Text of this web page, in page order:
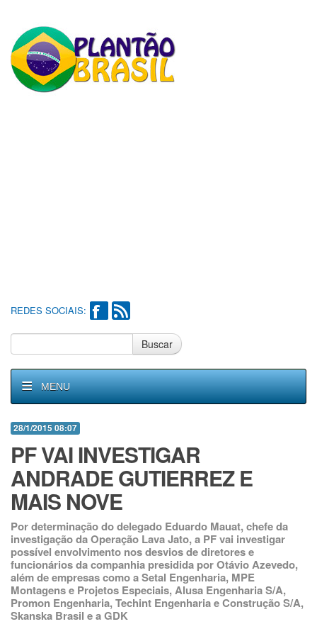
REDES SOCIAIS:
Buscar
MENU
28/1/2015 08:07
PF VAI INVESTIGAR
ANDRADE GUTIERREZ E
MAIS NOVE
Por determinação do delegado Eduardo Mauat, chefe da
investigação da Operação Lava Jato, a PF vai investigar
possível envolvimento nos desvios de diretores e
funcionários da companhia presidida por Otávio Azevedo,
além de empresas como a Setal Engenharia, MPE
Montagens e Projetos Especiais, Alusa Engenharia S/A,
Promon Engenharia, Techint Engenharia e Construção S/A,
Skanska Brasil e a GDK